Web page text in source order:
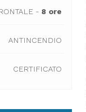
- 8 ore
ANTINCENDIO
CERTIFICATO